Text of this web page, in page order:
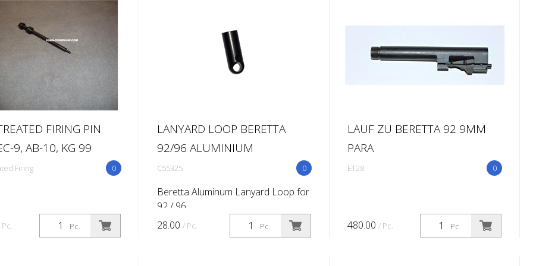
FIRING PIN
9, AB-10, KG 99
0
Firing
Pc.
LANYARD LOOP BERETTA
92/96 ALUMINIUM
0
C55325
Beretta Aluminum Lanyard Loop for
92 / 96
Pc.
28.00 / Pc.
LAUF ZU BERETTA 92 9MM
PARA
0
ET28
Pc.
480.00 / Pc.